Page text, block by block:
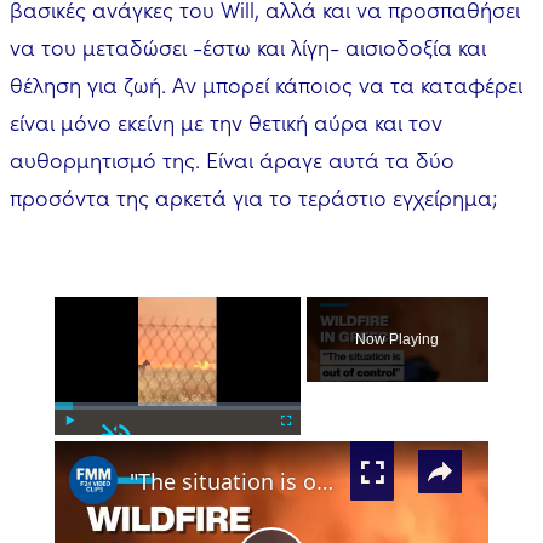
βασικές ανάγκες του Will, αλλά και να προσπαθήσει
να του μεταδώσει -έστω και λίγη- αισιοδοξία και
θέληση για ζωή. Αν μπορεί κάποιος να τα καταφέρει
είναι μόνο εκείνη με την θετική αύρα και τον
αυθορμητισμό της. Είναι άραγε αυτά τα δύο
προσόντα της αρκετά για το τεράστιο εγχείρημα;
Unmute
Now Playing
×
"The situation is out of control": Greek firefighters battle wildfire for fourth day